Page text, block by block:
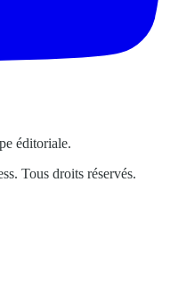
éditoriale.
Tous droits réservés.